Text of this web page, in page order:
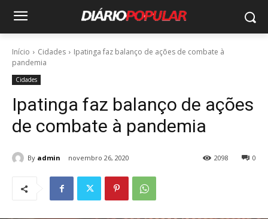
Início Cidades
Ipatinga faz balanço de ações de combate à
pandemia
Cidades
Ipatinga faz balanço de ações
de combate à pandemia
By admin novembro 26, 2020 0
2098